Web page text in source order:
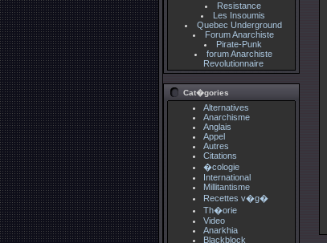
Resistance
Les Insoumis
Quebec Underground
Forum Anarchiste
Pirate-Punk
forum Anarchiste
Revolutionnaire
Cat�gories
Alternatives
Anarchisme
Anglais
Appel
Autres
Citations
�cologie
International
Millitantisme
Recettes v�g�
Th�orie
Video
Anarkhia
Blackblock